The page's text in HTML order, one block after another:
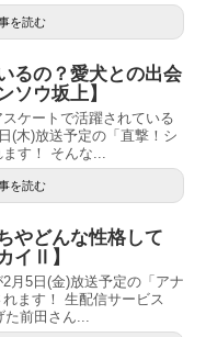
を読む
るの？愛犬との出会
ソウ坂上】
ケートで活躍されている
(木)放送予定の「直撃！シ
す！ そんな...
を読む
やどんな性格して
イⅡ】
月5日(金)放送予定の「アナ
ます！ 生配信サービス
前田さん...